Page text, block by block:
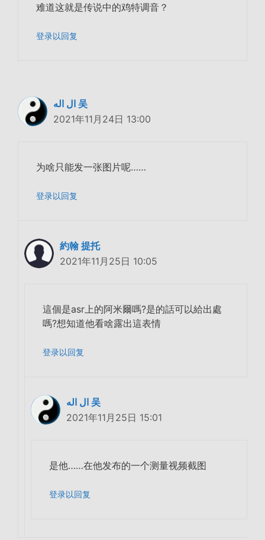
难道这就是传说中的鸡特调音？
登录以回复
ال اله 吴
2021年11月24日 13:00
为啥只能发一张图片呢……
登录以回复
約翰 提托
2021年11月25日 10:05
這個是asr上的阿米爾嗎?是的話可以給出處
嗎?想知道他看啥露出這表情
登录以回复
ال اله 吴
2021年11月25日 15:01
是他……在他发布的一个测量视频截图
登录以回复